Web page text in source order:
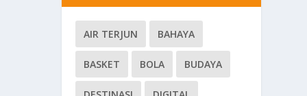
AIR TERJUN BAHAYA
BASKET BOLA BUDAYA